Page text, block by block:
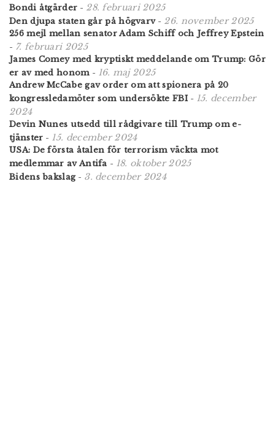
Bondi åtgärder - 28. februari 2025
Den djupa staten går på högvarv- 26. november 2025
256 mejl mellan senator Adam Schiff och Jeffrey Epstein
- 7. februari 2025
James Comey med kryptiskt meddelande om Trump: Gör
er av med honom- 16. maj 2025
Andrew McCabe gav order om att spionera på 20
kongressledamöter som undersökte FBI- 15. december
2024
Devin Nunes utsedd till rådgivare till Trump om e-
tjänster - 15. december 2024
USA: De första åtalen för terrorism väckta mot
medlemmar av Antifa - 18. oktober 2025
Bidens bakslag- 3. december 2024